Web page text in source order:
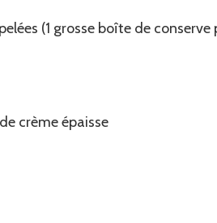
(1 grosse boîte de conserve
crème épaisse